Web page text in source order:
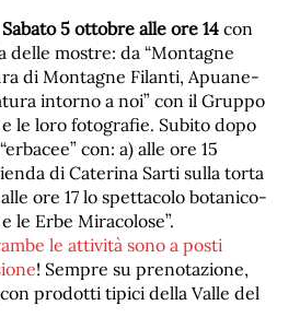
Sabato 5 ottobre alle ore 14 con
delle mostre: da “Montagne
di Montagne Filanti, Apuane-
intorno a noi” con il Gruppo
le loro fotografie. Subito dopo
con: a) alle ore 15
di Caterina Sarti sulla torta
ore 17 lo spettacolo botanico-
le Erbe Miracolose”.
le attività sono a posti
! Sempre su prenotazione,
prodotti tipici della Valle del